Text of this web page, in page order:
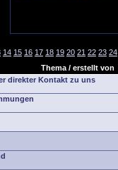
14 15 16 17 18 19 20 21 22 23 24
Thema / erstellt von
direkter Kontakt zu uns